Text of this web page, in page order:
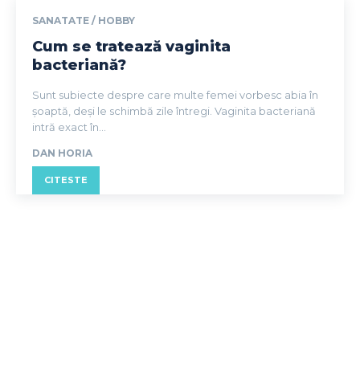
SANATATE / HOBBY
Cum se tratează vaginita
bacteriană?
Sunt subiecte despre care multe femei vorbesc abia în
șoaptă, deși le schimbă zile întregi. Vaginita bacteriană
intră exact în...
DAN HORIA
CITESTE